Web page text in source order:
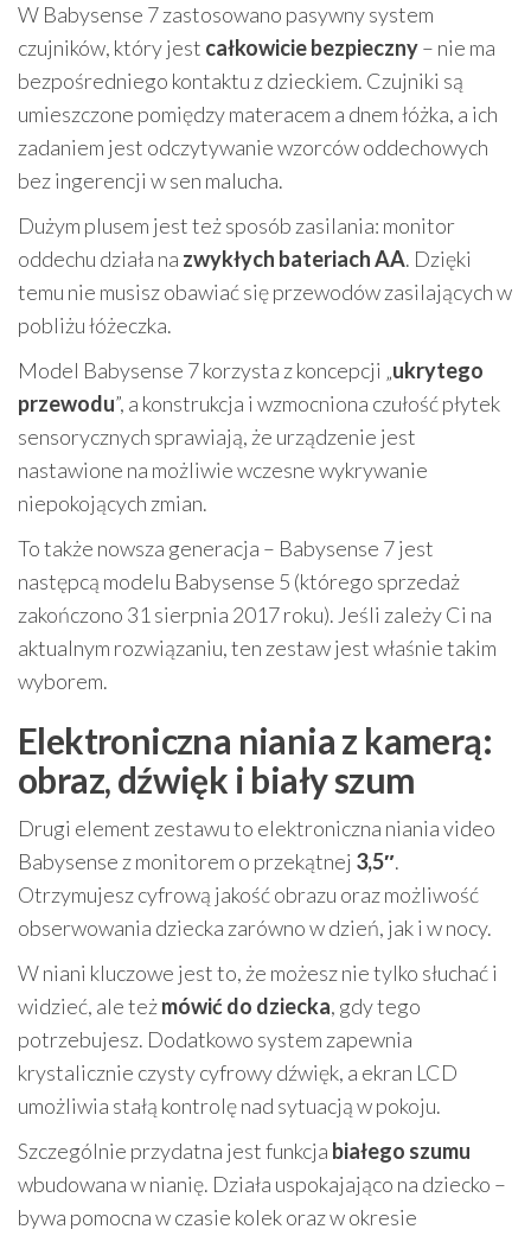
W Babysense 7 zastosowano pasywny system
czujników, który jest całkowicie bezpieczny– nie ma
bezpośredniego kontaktu z dzieckiem. Czujniki są
umieszczone pomiędzy materacem a dnem łóżka, a ich
zadaniem jest odczytywanie wzorców oddechowych
bez ingerencji w sen malucha.
Dużym plusem jest też sposób zasilania: monitor
oddechu działa na zwykłych bateriach AA. Dzięki
temu nie musisz obawiać się przewodów zasilających w
pobliżu łóżeczka.
Model Babysense 7 korzysta z koncepcji „ukrytego
przewodu”, a konstrukcja i wzmocniona czułość płytek
sensorycznych sprawiają, że urządzenie jest
nastawione na możliwie wczesne wykrywanie
niepokojących zmian.
To także nowsza generacja – Babysense 7 jest
następcą modelu Babysense 5 (którego sprzedaż
zakończono 31 sierpnia 2017 roku). Jeśli zależy Ci na
aktualnym rozwiązaniu, ten zestaw jest właśnie takim
wyborem.
Elektroniczna niania z kamerą:
obraz, dźwięk i biały szum
Drugi element zestawu to elektroniczna niania video
Babysense z monitorem o przekątnej 3,5″.
Otrzymujesz cyfrową jakość obrazu oraz możliwość
obserwowania dziecka zarówno w dzień, jak i w nocy.
W niani kluczowe jest to, że możesz nie tylko słuchać i
widzieć, ale teżmówić do dziecka, gdy tego
potrzebujesz. Dodatkowo system zapewnia
krystalicznie czysty cyfrowy dźwięk, a ekran LCD
umożliwia stałą kontrolę nad sytuacją w pokoju.
Szczególnie przydatna jest funkcja białego szumu
wbudowana w nianię. Działa uspokajająco na dziecko –
bywa pomocna w czasie kolek oraz w okresie